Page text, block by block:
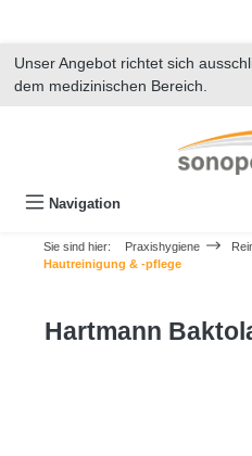
Unser Angebot richtet sich
dem medizinischen Bereich.
Navigation
Sie sind hier: Praxishygiene
Hautreinigung & -pflege
Hartmann